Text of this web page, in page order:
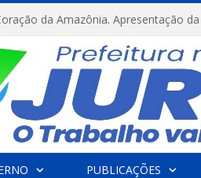
PUBLICAÇÕES